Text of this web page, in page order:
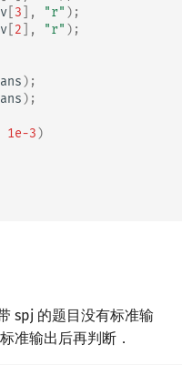
3 ], "r" );
2 ], "r" );
);
);
1e-3)
spj 的题目没有标准输
准输出后再判断．